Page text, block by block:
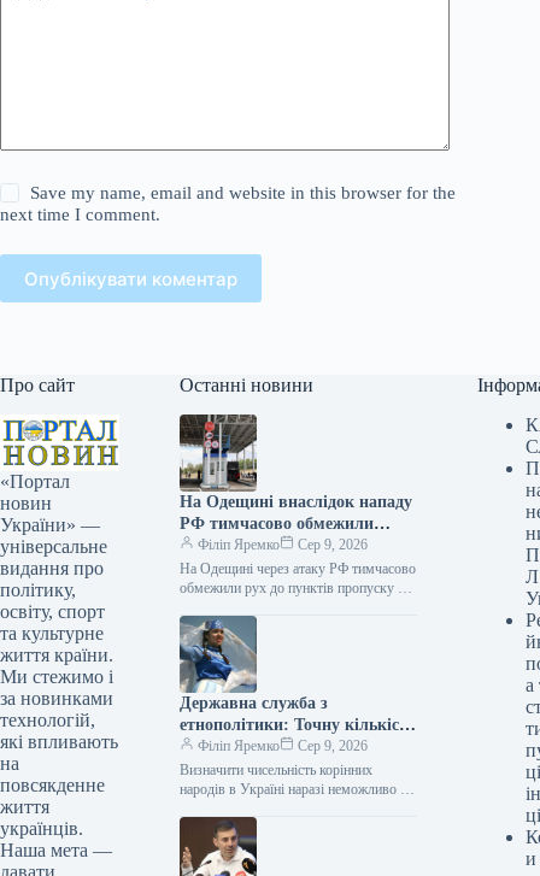
Save my name, email and website in this browser for the
next time I comment.
Опублікувати коментар
Про сайт
«Портал
новин
України» —
універсальне
видання про
політику,
освіту, спорт
та культурне
життя країни.
Ми стежимо і
за новинками
технологій,
які впливають
на
повсякденне
життя
українців.
Наша мета —
Останні новини
На Одещині внаслідок нападу
РФ тимчасово обмежили
проїзд до прикордонних
пунктів з Молдовою.
Філіп Яремко
Сер 9, 2026
На Одещині через атаку РФ тимчасово
обмежили рух до пунктів пропуску на
Укрінформ Внаслідок ударів…
Державна служба з
етнополітики: Точну кількість
корінних народів України
встановити не вдається
Філіп Яремко
Сер 9, 2026
Визначити чисельність корінних
народів в Україні наразі неможливо –
Ексклюзив 09.08.2026 12:11
Укрінформ Наразі неможливо
достовірно встановити…
Л
а
ці
и